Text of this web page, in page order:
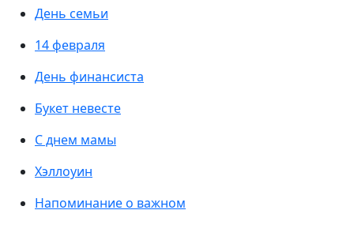
День семьи
14 февраля
День финансиста
Букет невесте
С днем мамы
Хэллоуин
Напоминание о важном